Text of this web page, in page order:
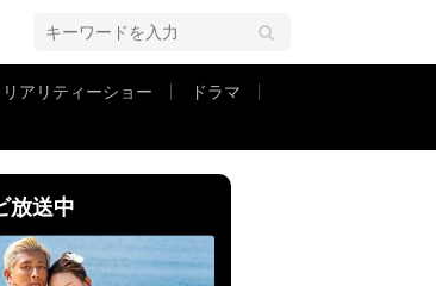
リアリティーショー
ドラマ
放送中